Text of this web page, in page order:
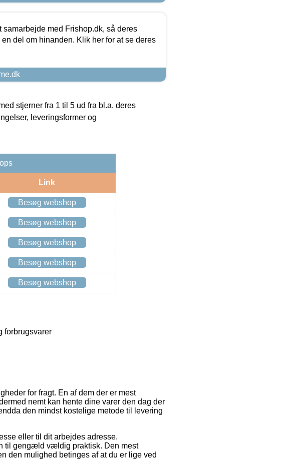
med Frishop.dk, så deres
del om hinanden. Klik her for at se deres
stjerner fra 1 til 5 ud fra bl.a. deres
leveringsformer og
Link
Besøg webshop
Besøg webshop
Besøg webshop
Besøg webshop
Besøg webshop
forbrugsvarer
for fragt. En af dem der er mest
nemt kan hente dine varer den dag der
den mindst kostelige metode til levering
eller til dit arbejdes adresse.
til gengæld vældig praktisk. Den mest
den mulighed betinges af at du er lige ved